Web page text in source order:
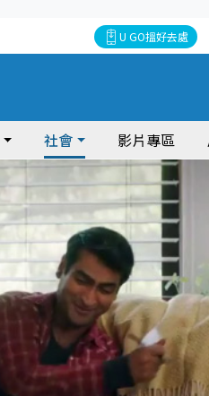
U GO搵好去處
社會 影片專區